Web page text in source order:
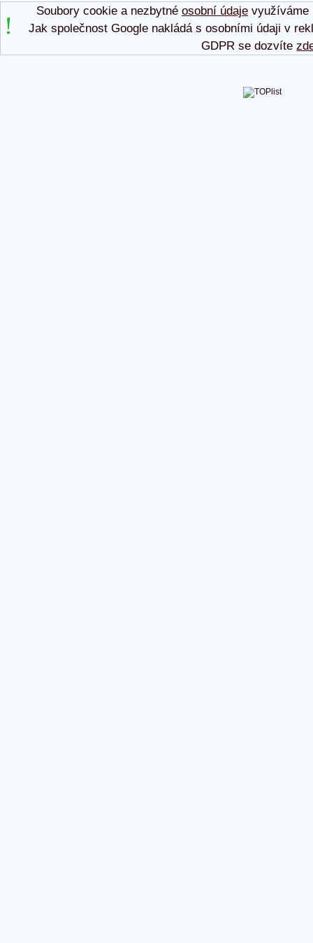
Soubory cookie a nezbytné osobní údajevyužíváme
Jak společnost Google nakládá s osobními údaji v
GDPR se dozvíte